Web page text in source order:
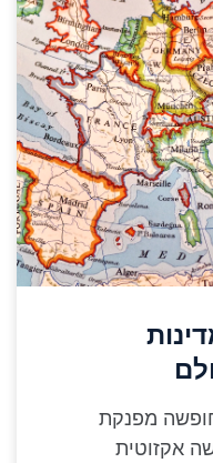
מפנקת
אקזוטית